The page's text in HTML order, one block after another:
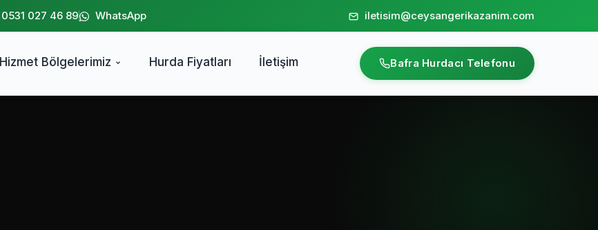
0531 027 46 89 WhatsApp iletisim@ceysangerikazanim.com
Hizmet Bölgelerimiz Hurda Fiyatları İletişim Bafra Hurdacı Telefonu